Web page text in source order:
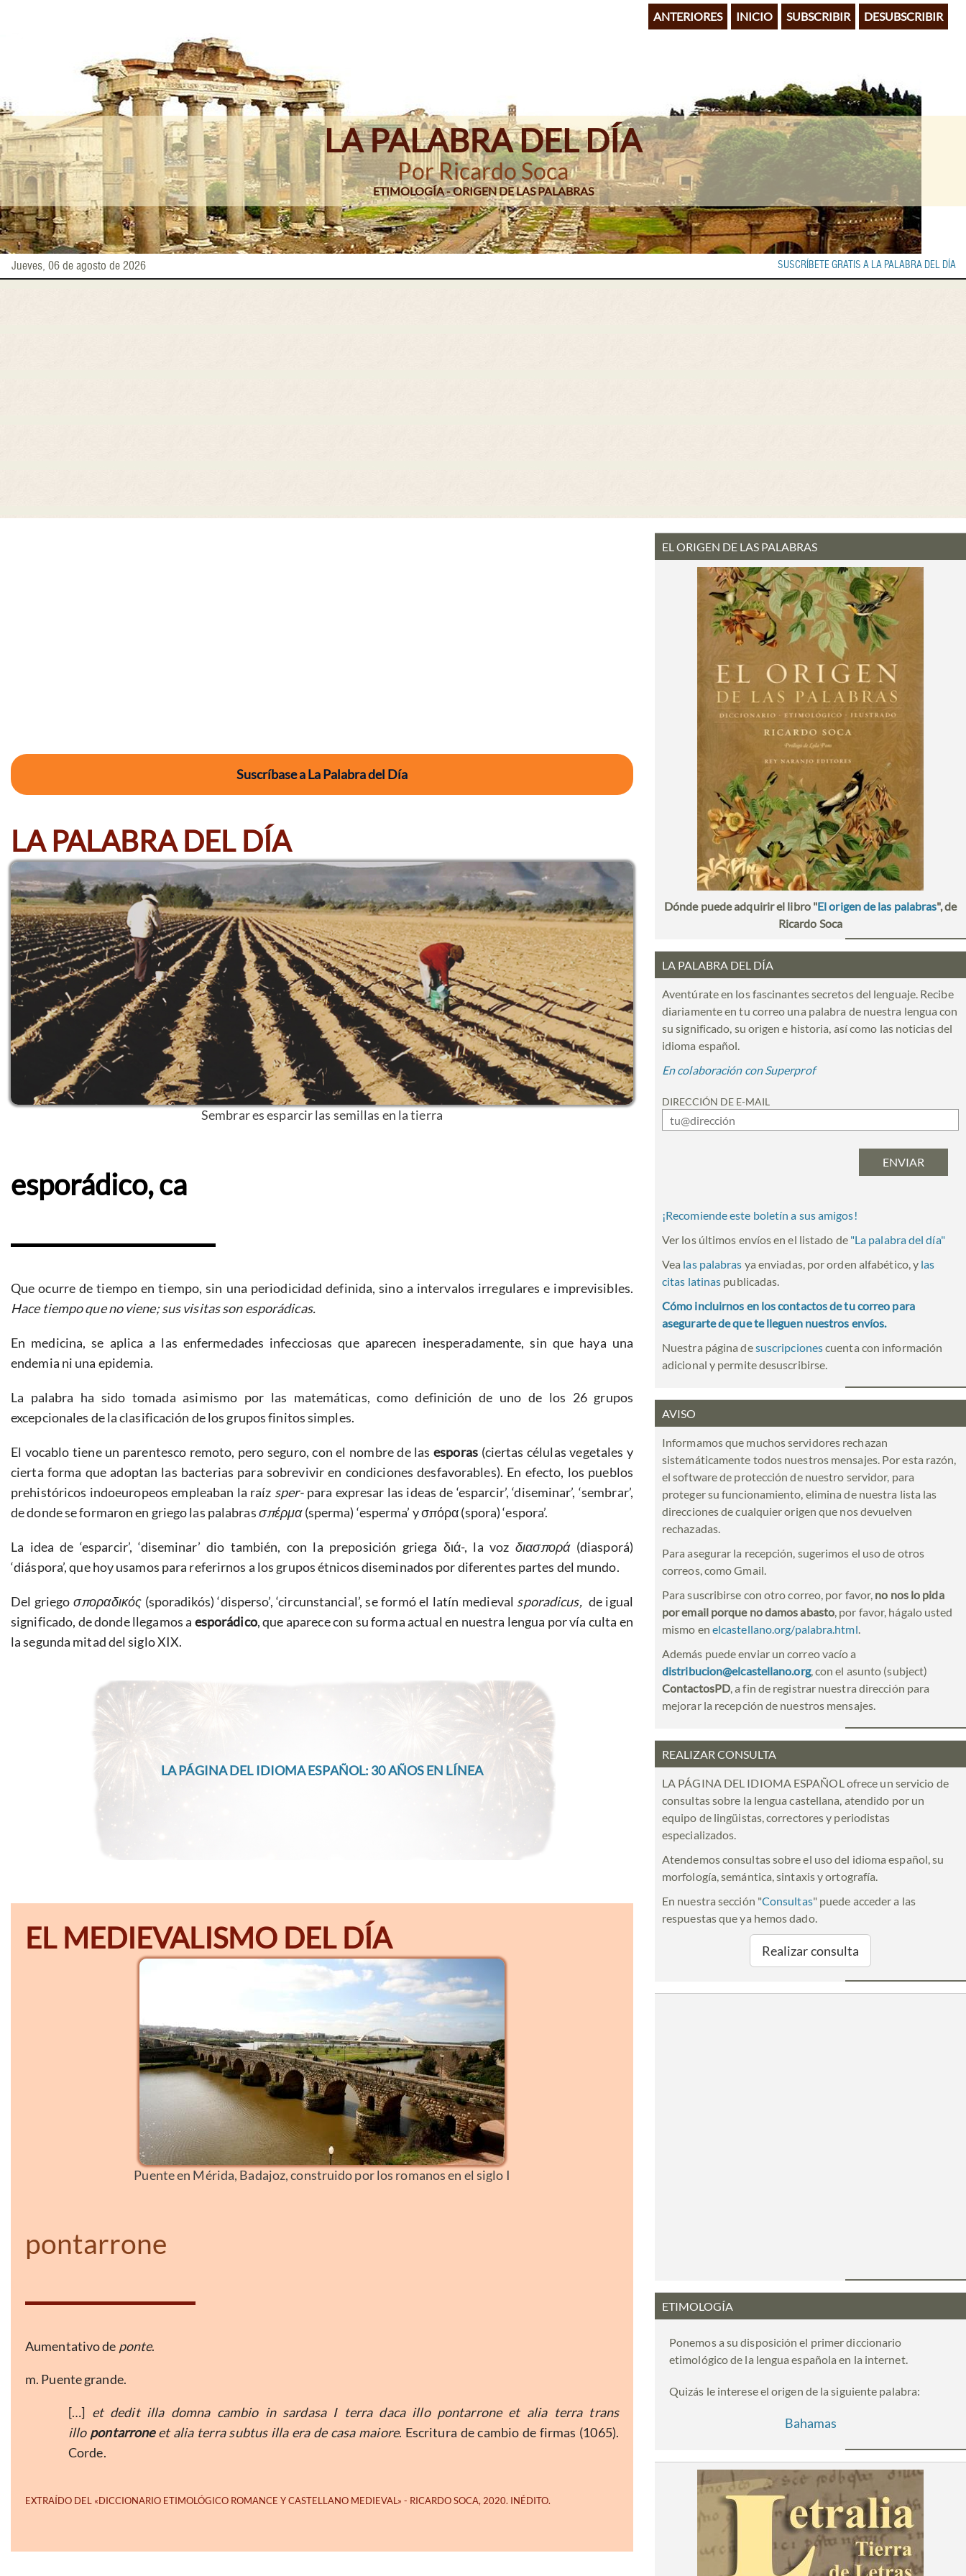
ANTERIORES INICIO SUBSCRIBIR DESUBSCRIBIR
LA PALABRA DEL DÍA
Por Ricardo Soca
ETIMOLOGÍA - ORIGEN DE LAS PALABRAS
Jueves, 06 de agosto de 2026 SUSCRÍBETE GRATIS A LA PALABRA DEL DÍA
Suscríbase a La Palabra del Día
LA PALABRA DEL DÍA
Sembrar es esparcir las semillas en la tierra
esporádico, ca
Que ocurre de tiempo en tiempo, sin una periodicidad definida, sino a intervalos irregulares e imprevisibles.
Hace tiempo que no viene; sus visitas son esporádicas.
En medicina, se aplica a las enfermedades infecciosas que aparecen inesperadamente, sin que haya una
endemia ni una epidemia.
La palabra ha sido tomada asimismo por las matemáticas, como definición de uno de los 26 grupos
excepcionales de la clasificación de los grupos finitos simples.
El vocablo tiene un parentesco remoto, pero seguro, con el nombre de lasesporas (ciertas células vegetales y
cierta forma que adoptan las bacterias para sobrevivir en condiciones desfavorables). En efecto, los pueblos
prehistóricos indoeuropeos empleaban la raíz sper- para expresar las ideas de ‘esparcir’, ‘diseminar’, ‘sembrar’,
de donde se formaron en griego las palabrasσπέρμα(sperma) ‘esperma’ y σπόρα (spora) ‘espora’.
La idea de ‘esparcir’, ‘diseminar’ dio también, con la preposición griega διά-, la voz διασπορά (diasporá)
‘diáspora’, que hoy usamos para referirnos a los grupos étnicos diseminados por diferentes partes del mundo.
Del griegoσποραδικός (sporadikós) ‘disperso’, ‘circunstancial’, se formó el latín medieval sporadicus,de igual
significado, de donde llegamos a esporádico, que aparece con su forma actual en nuestra lengua por vía culta en
la segunda mitad del siglo XIX.
LA PÁGINA DEL IDIOMA ESPAÑOL: 30 AÑOS EN LÍNEA
EL MEDIEVALISMO DEL DÍA
Puente en Mérida, Badajoz, construido por los romanos en el siglo I
pontarrone
Aumentativo de ponte.
m. Puente grande.
[…] et dedit illa domna cambio in sardasa I terra daca illo pontarrone et alia terra trans
illo pontarroneet alia terra subtus illa era de casa maiore. Escritura de cambio de firmas (1065).
Corde.
EL ORIGEN DE LAS PALABRAS
Dónde puede adquirir el libro "El origen de las palabras", de
Ricardo Soca
LA PALABRA DEL DÍA
Aventúrate en los fascinantes secretos del lenguaje. Recibe
diariamente en tu correo una palabra de nuestra lengua con
su significado, su origen e historia, así como las noticias del
idioma español.
En colaboración con Superprof
DIRECCIÓN DE E-MAIL
¡Recomiende este boletín a sus amigos!
Ver los últimos envíos en el listado de "La palabra del día"
Vea las palabras ya enviadas, por orden alfabético, y las
citas latinas publicadas.
Cómo incluirnos en los contactos de tu correo para
asegurarte de que te lleguen nuestros envíos.
Nuestra página desuscripcionescuenta con información
adicional y permite desuscribirse.
AVISO
Informamos que muchos servidores rechazan
sistemáticamente todos nuestros mensajes. Por esta razón,
el software de protección de nuestro servidor, para
proteger su funcionamiento, elimina de nuestra lista las
direcciones de cualquier origen que nos devuelven
rechazadas.
Para asegurar la recepción, sugerimos el uso de otros
correos, como Gmail.
Para suscribirse con otro correo, por favor, no nos lo pida
por email porque no damos abasto, por favor, hágalo usted
mismo en elcastellano.org/palabra.html.
Además puede enviar un correo vacío a
distribucion@elcastellano.org, con el asunto (subject)
ContactosPD, a fin de registrar nuestra dirección para
mejorar la recepción de nuestros mensajes.
REALIZAR CONSULTA
LA PÁGINA DEL IDIOMA ESPAÑOL ofrece un servicio de
consultas sobre la lengua castellana, atendido por un
equipo de lingüistas, correctores y periodistas
especializados.
Atendemos consultas sobre el uso del idioma español, su
morfología, semántica, sintaxis y ortografía.
En nuestra sección "Consultas" puede acceder a las
respuestas que ya hemos dado.
Realizar consulta
ETIMOLOGÍA
Ponemos a su disposición el primer diccionario
etimológico de la lengua española en la internet.
Quizás le interese el origen de la siguiente palabra:
Bahamas